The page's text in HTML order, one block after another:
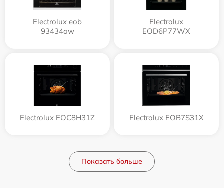
Electrolux eob
93434aw
Electrolux
EOD6P77WX
Electrolux EOC8H31Z Electrolux EOB7S31X
Показать больше